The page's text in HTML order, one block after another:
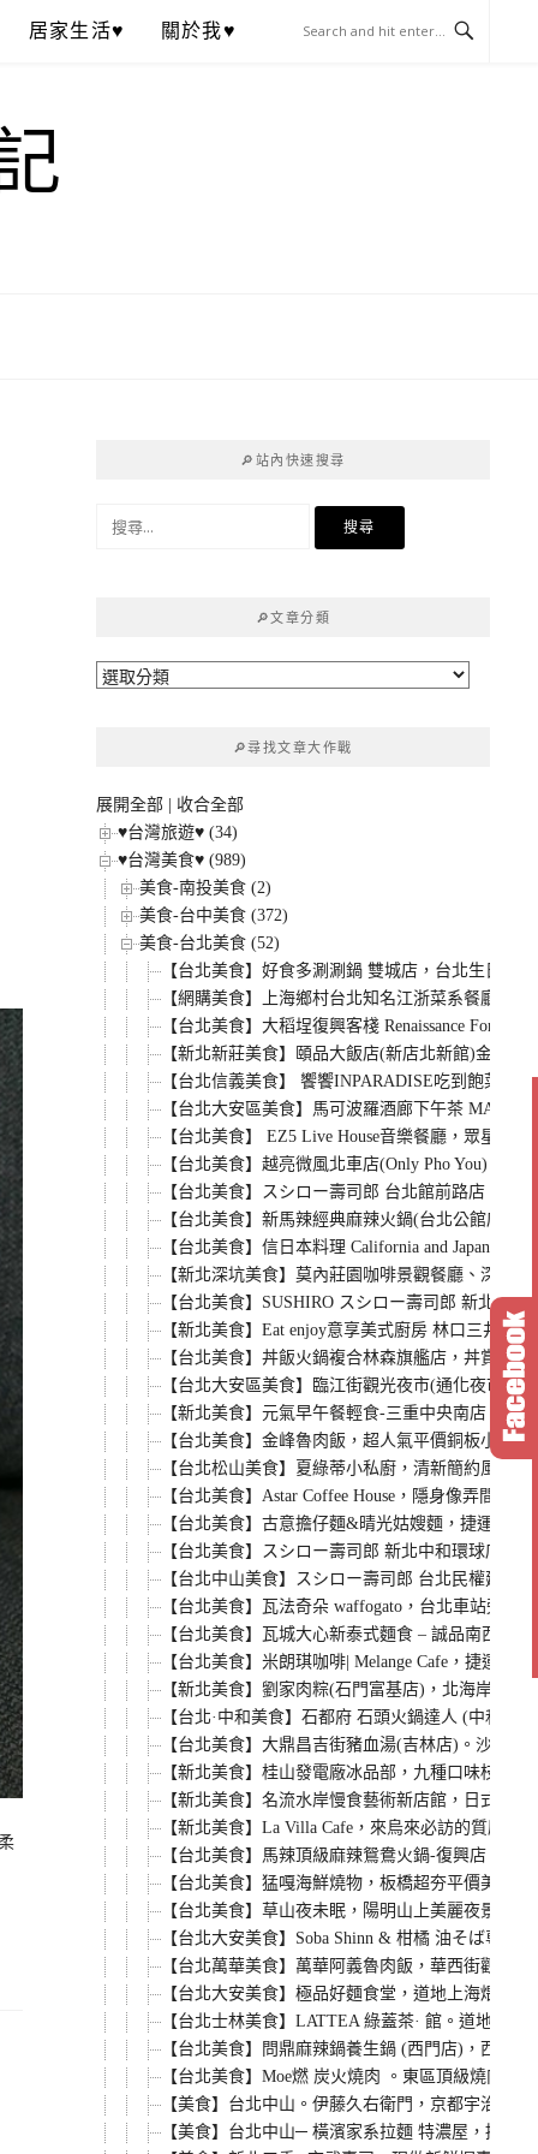
居家生活♥ 關於我♥
🔎站內快速搜尋
🔎文章分類
🔎
🔎尋找文章大作戰
展開全部
收合全部
♥台灣旅遊♥ (34)
♥台灣美食♥ (989)
美食-南投美食 (2)
美食-台中美食 (372)
美食-台北美食 (52)
【台北美食】好食多涮涮鍋 雙城店，台北生日優
【網購美食】上海鄉村台北知名江浙菜系餐廳，
【台北美食】大稻埕復興客棧 Renaissance
【新北新莊美食】頤品大飯店(新店北新館)金簦廳
【台北信義美食】 饗饗INPARADISE吃到飽菜色
【台北大安區美食】馬可波羅酒廊下午茶
【台北美食】 EZ5 Live House音樂餐廳，眾星雲
【台北美食】越亮微風北車店(Only Pho You)，夏
【台北美食】スシロー壽司郎 台北館前路店（台
【台北美食】新馬辣經典麻辣火鍋(台北公館店)，
【台北美食】信日本料理 California and Japanese
【新北深坑美食】莫內莊園咖啡景觀餐廳、深坑
【台北美食】SUSHIRO スシロー壽司郎 新北中
【新北美食】Eat enjoy意享美式廚房 林口三井店
【台北美食】丼飯火鍋複合林森旗艦店，丼賞和
【台北大安區美食】臨江街觀光夜市(通化夜市)超
【新北美食】元氣早午餐輕食-三重中央南店，美
【台北美食】金峰魯肉飯，超人氣平價銅板小吃
【台北松山美食】夏綠蒂小私廚，清新簡約風義
【台北美食】Astar Coffee House，隱身像弄間的
【台北美食】古意擔仔麵&晴光姑嫂麵，捷運中山
【台北美食】スシロー壽司郎 新北中和環球店
【台北中山美食】スシロー壽司郎 台北民權建國
【台北美食】瓦法奇朵 waffogato，台北車站旁
【台北美食】瓦城大心新泰式麵食 – 誠品南西店
【台北美食】米朗琪咖啡| Melange Cafe，捷運中
【新北美食】劉家肉粽(石門富基店)，北海岸一日
【台北·中和美食】石都府 石頭火鍋達人 (中和店)
【台北美食】大鼎昌吉街豬血湯(吉林店)。沙茶豬
【新北美食】桂山發電廠冰品部，九種口味枝仔
【新北美食】名流水岸慢食藝術新店館，日式無
【新北美食】La Villa Cafe，來烏來必訪的質感咖
【台北美食】馬辣頂級麻辣鴛鴦火鍋-復興店，
【台北美食】猛嘎海鮮燒物，板橋超夯平價美食
【台北美食】草山夜未眠，陽明山上美麗夜景餐
【台北大安美食】Soba Shinn & 柑橘 油そば専門
【台北萬華美食】萬華阿義魯肉飯，華西街觀光
【台北大安美食】極品好麵食堂，道地上海煨麵
【台北士林美食】LATTEA 綠蓋茶· 館。道地台
【台北美食】問鼎麻辣鍋養生鍋 (西門店)，西門町
【台北美食】Moe燃 炭火燒肉 。東區頂級燒肉店
【美食】台北中山。伊藤久右衛門，京都宇治抹
【美食】台北中山─ 橫濱家系拉麵 特濃屋，招牌